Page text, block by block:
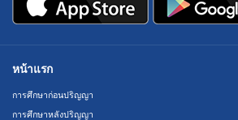
หน้าแรก
การศึกษาก่อนปริญญา
การศึกษาหลังปริญญา